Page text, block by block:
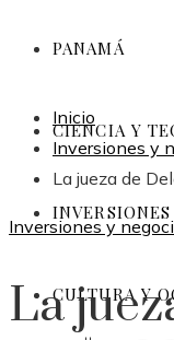
PANAMÁ
CIENCIA Y
CULTURA Y
Inicio
Inversiones y
La jueza de
Inversiones y
La